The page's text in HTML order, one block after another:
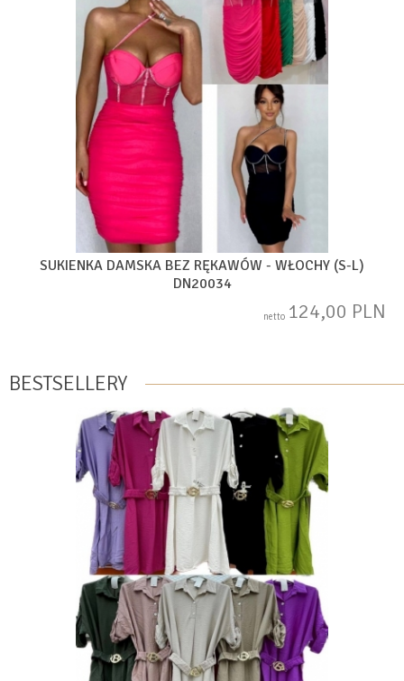
SUKIENKA DAMSKA BEZ RĘKAWÓW - WŁOCHY (S-L)
DN20034
netto 124,00 PLN
BESTSELLERY